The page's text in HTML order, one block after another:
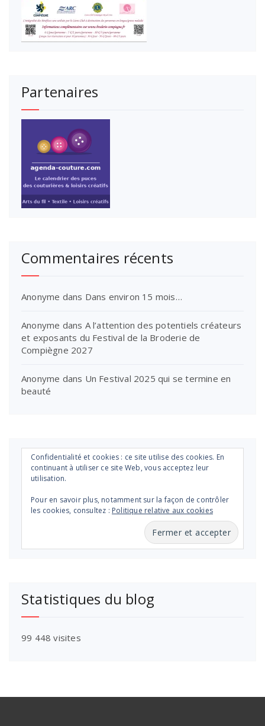
Partenaires
Commentaires récents
Anonyme dans Dans environ 15 mois…
Anonyme dans A l’attention des potentiels créateurs
et exposants du Festival de la Broderie de
Compiègne 2027
Anonyme dans Un Festival 2025 qui se termine en
beauté
Confidentialité et cookies : ce site utilise des cookies. En
continuant à utiliser ce site Web, vous acceptez leur
utilisation.
Pour en savoir plus, notamment sur la façon de contrôler
les cookies, consultez : Politique relative aux cookies
Statistiques du blog
99 448 visites